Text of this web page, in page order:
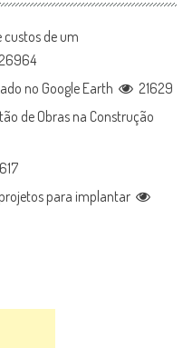
custos de um
no Google Earth
21629
de Obras na Construção
para implantar